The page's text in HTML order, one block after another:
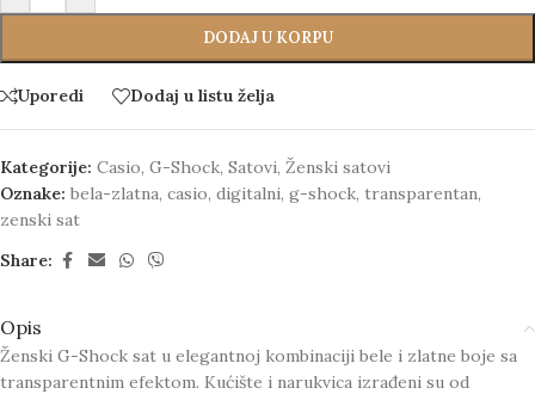
DODAJ U KORPU
Uporedi Dodaj u listu želja
Kategorije: Casio, G-Shock, Satovi, Ženski satovi
Oznake: bela-zlatna, casio, digitalni, g-shock, transparentan,
zenski sat
Share:
Opis
Ženski G-Shock sat u elegantnoj kombinaciji bele i zlatne boje sa
transparentnim efektom. Kućište i narukvica izrađeni su od